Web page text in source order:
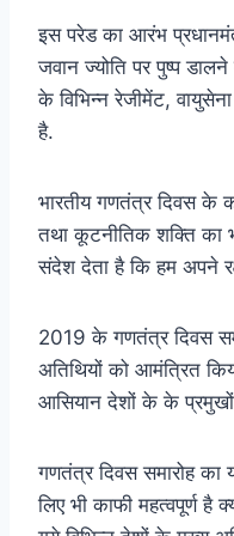
इस परेड का आरंभ
जवान ज्योति पर पुष्प
के विभिन्न रेजीमेंट, वायुसेना
है.
भारतीय गणतंत्र दिवस के
तथा कूटनीतिक शक्ति का
संदेश देता है कि हम अपने
2019 के गणतंत्र दिवस
अतिथियों को आमंत्रित
आसियान देशों के के
गणतंत्र दिवस समारोह का
लिए भी काफी महत्वपूर्ण है